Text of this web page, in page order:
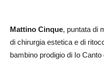
Mattino Cinque, puntata di
di chirurgia estetica e di
bambino prodigio di Io